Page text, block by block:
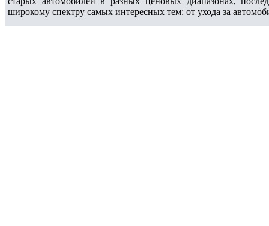
широкому спектру самых интересных тем: от ухода за